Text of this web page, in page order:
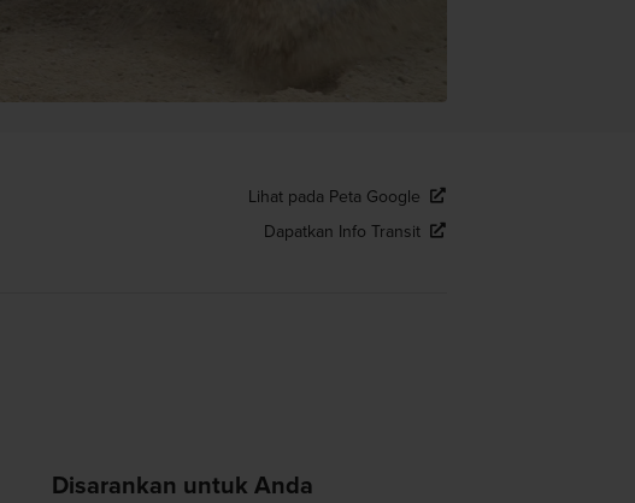
Lihat pada Peta Google
Dapatkan Info Transit
Disarankan untuk Anda